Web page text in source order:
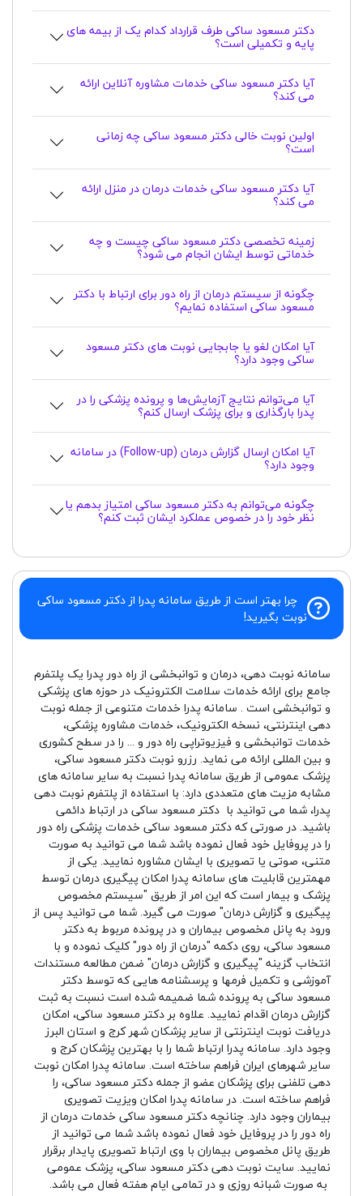
دکتر مسعود ساکی طرف قرارداد کدام یک از بیمه های
پایه و تکمیلی است؟
آیا دکتر مسعود ساکی خدمات مشاوره آنلاین ارائه
می کند؟
اولین نوبت خالی دکتر مسعود ساکی چه زمانی
است؟
آیا دکتر مسعود ساکی خدمات درمان در منزل ارائه
می کند؟
زمینه تخصصی دکتر مسعود ساکی چیست و چه
خدماتی توسط ایشان انجام می شود؟
چگونه از سیستم درمان از راه دور برای ارتباط با دکتر
مسعود ساکی استفاده نمایم؟
آیا امکان لغو یا جابجایی نوبت های دکتر مسعود
ساکی وجود دارد؟
آیا می‌توانم نتایج آزمایش‌ها و پرونده پزشکی را در
پدرا بارگذاری و برای پزشک ارسال کنم؟
آیا امکان ارسال گزارش درمان (Follow-up) در سامانه
وجود دارد؟
چگونه می‌توانم به دکتر مسعود ساکی امتیاز بدهم یا
نظر خود را در خصوص عملکرد ایشان ثبت کنم؟
چرا بهتر است از طریق سامانه پدرا از دکتر مسعود ساکی
نوبت بگیرید!
سامانه نوبت دهی، درمان و توانبخشی از راه دور پدرا یک پلتفرم
جامع برای ارائه خدمات سلامت الکترونیک در حوزه های پزشکی
و توانبخشی است . سامانه پدرا خدمات متنوعی از جمله نوبت
دهی اینترنتی، نسخه الکترونیک، خدمات مشاوره پزشکی،
خدمات توانبخشی و فیزیوتراپی راه دور و ... را در سطح کشوری
و بین المللی ارائه می نماید. رزرو نوبت دکتر مسعود ساکی،
پزشک عمومی از طریق سامانه پدرا نسبت به سایر سامانه های
مشابه مزیت های متعددی دارد: با استفاده از پلتفرم نوبت دهی
پدرا، شما می توانید با دکتر مسعود ساکی در ارتباط دائمی
باشید. در صورتی که دکتر مسعود ساکی خدمات پزشکی راه دور
را در پروفایل خود فعال نموده باشد شما می توانید به صورت
متنی، صوتی یا تصویری با ایشان مشاوره نمایید. یکی از
مهمترین قابلیت های سامانه پدرا امکان پیگیری درمان توسط
پزشک و بیمار است که این امر از طریق "سیستم مخصوص
پیگیری و گزارش درمان" صورت می گیرد. شما می توانید پس از
ورود به پانل مخصوص بیماران و در پرونده مربوط به دکتر
مسعود ساکی، روی دکمه "درمان از راه دور" کلیک نموده و با
انتخاب گزینه "پیگیری و گزارش درمان" ضمن مطالعه مستندات
آموزشی و تکمیل فرمها و پرسشنامه هایی که توسط دکتر
مسعود ساکی به پرونده شما ضمیمه شده است نسبت به ثبت
گزارش درمان اقدام نمایید. علاوه بر دکتر مسعود ساکی، امکان
دریافت نوبت اینترنتی از سایر پزشکان شهر کرج و استان البرز
وجود دارد. سامانه پدرا ارتباط شما را با بهترین پزشکان کرج و
سایر شهرهای ایران فراهم ساخته است. سامانه پدرا امکان نوبت
دهی تلفنی برای پزشکان عضو از جمله دکتر مسعود ساکی، را
فراهم ساخته است. در سامانه پدرا امکان ویزیت تصویری
بیماران وجود دارد. چنانچه دکتر مسعود ساکی خدمات درمان از
راه دور را در پروفایل خود فعال نموده باشد شما می توانید از
طریق پانل مخصوص بیماران با وی ارتباط تصویری پایدار برقرار
نمایید. سایت نوبت دهی دکتر مسعود ساکی، پزشک عمومی
به صورت شبانه روزی و در تمامی ایام هفته فعال می باشد.